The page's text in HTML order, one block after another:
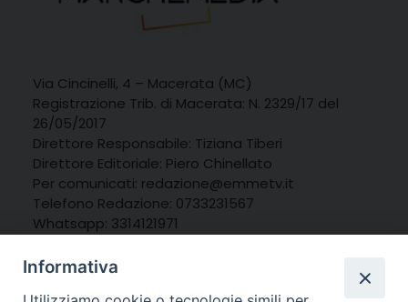
Via Cincinelli, 4 – Macerata (MC)
Registrazione Trib. di Macerata: N. 2329/17 del
26/05/2017
Direttore Responsabile: Tiziana Tiberi
Direttore Editoriale: Piero Chinellato
Per comunicati: redazione@emmetv.it
Telefono Redazione: 0733231567
Whatsapp: 3314121971
Informativa